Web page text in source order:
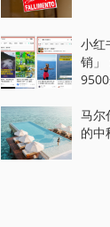
小红
销」
马尔
的中